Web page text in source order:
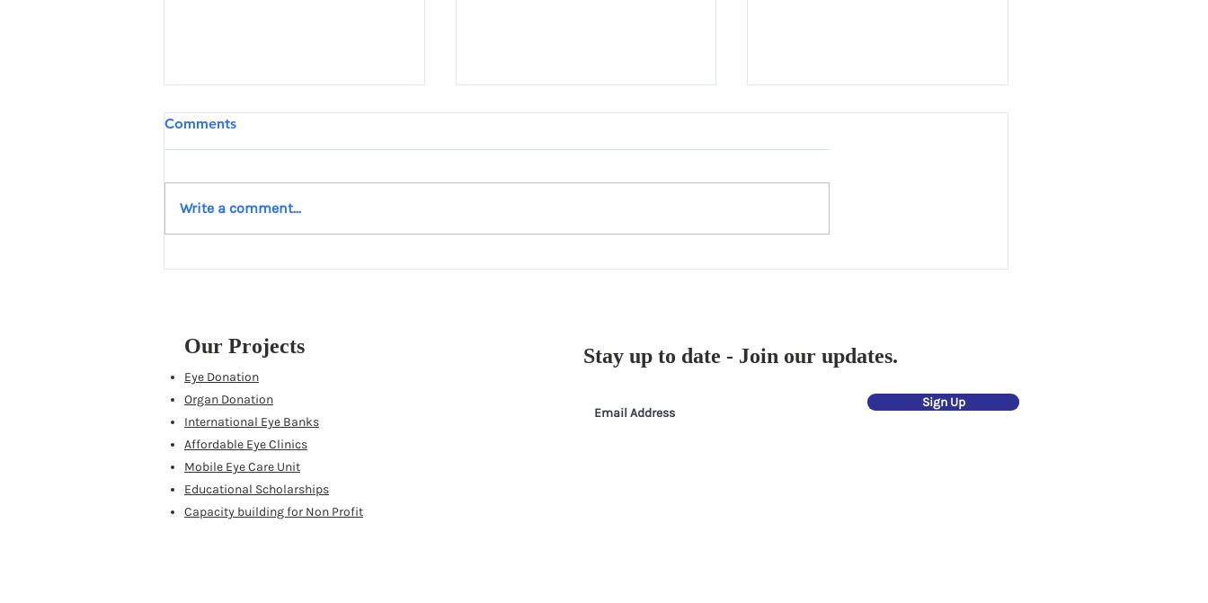
Bank, Amravati
(Branch: Yavatmal)
Comments
Write a comment...
Our Projects
Eye Donation
Organ Donation
International Eye Banks
Affordable Eye Clinics
Mobile Eye Care Unit
Educational Scholarships
Capacity building for Non Profit
Stay up to date - Join our updates.
Sign Up